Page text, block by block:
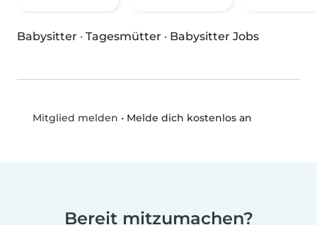
Babysitter · Tagesmütter · Babysitter Jobs
Mitglied melden • Melde dich kostenlos an
Bereit mitzumachen?